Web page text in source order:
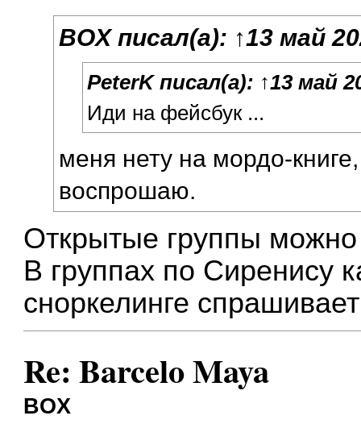
BOXписал(а): ↑13 май
PeterKписал(а): ↑13 май
Иди на фейсбук ...
меня нету на мордо-
воспрошаю.
Открытые группы можно
В группах по Сиренису
сноркелинге
Re: Barcelo Maya
BOX